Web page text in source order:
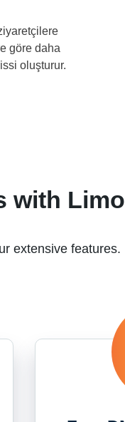
göre daha
oluşturur.
with
extensive features.